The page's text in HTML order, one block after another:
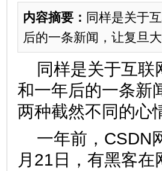
内容摘要： 同样是关于
后的一条新闻，让复旦
同样是关于互
和一年后的一条新
两种截然不同的心
一年前，CSDN
月21日，有黑客